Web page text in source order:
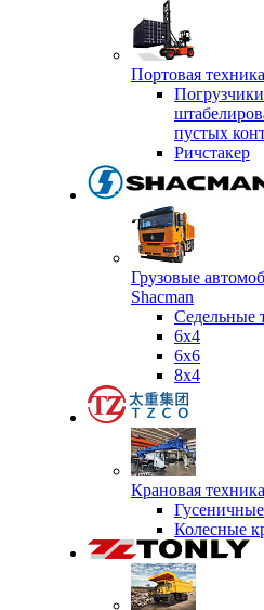
Портовая
пустых
Ричстакер
Грузовые
Shacman
Седельные
6х4
6x6
8x4
Крановая
Колесные